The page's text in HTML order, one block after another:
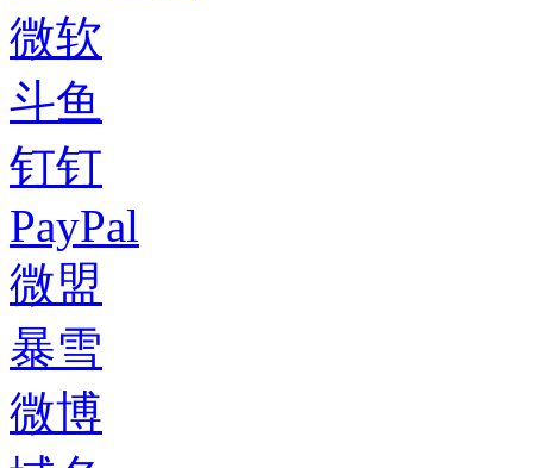
微软
斗鱼
钉钉
PayPal
微盟
暴雪
微博